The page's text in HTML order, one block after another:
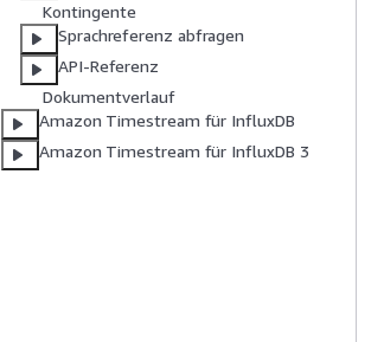
Kontingente
Sprachreferenz abfragen
API-Referenz
Dokumentverlauf
Amazon Timestream für InfluxDB
Amazon Timestream für InfluxDB 3